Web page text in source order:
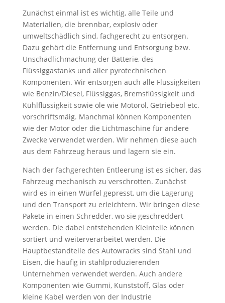
Zunächst einmal ist es wichtig, alle Teile und
Materialien, die brennbar, explosiv oder
umweltschädlich sind, fachgerecht zu entsorgen.
Dazu gehört die Entfernung und Entsorgung bzw.
Unschädlichmachung der Batterie, des
Flüssiggastanks und aller pyrotechnischen
Komponenten. Wir entsorgen auch alle Flüssigkeiten
wie Benzin/Diesel, Flüssiggas, Bremsflüssigkeit und
Kühlflüssigkeit sowie öle wie Motoröl, Getriebeöl etc.
vorschriftsmäig. Manchmal können Komponenten
wie der Motor oder die Lichtmaschine für andere
Zwecke verwendet werden. Wir nehmen diese auch
aus dem Fahrzeug heraus und lagern sie ein.
Nach der fachgerechten Entleerung ist es sicher, das
Fahrzeug mechanisch zu verschrotten. Zunächst
wird es in einen Würfel gepresst, um die Lagerung
und den Transport zu erleichtern. Wir bringen diese
Pakete in einen Schredder, wo sie geschreddert
werden. Die dabei entstehenden Kleinteile können
sortiert und weiterverarbeitet werden. Die
Hauptbestandteile des Autowracks sind Stahl und
Eisen, die häufig in stahlproduzierenden
Unternehmen verwendet werden. Auch andere
Komponenten wie Gummi, Kunststoff, Glas oder
kleine Kabel werden von der Industrie